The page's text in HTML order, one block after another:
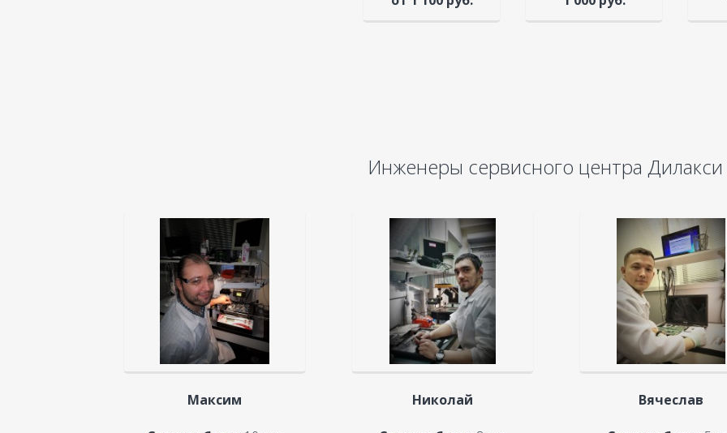
Инженеры сервисного центра Дилакси
Максим Николай Вячеслав